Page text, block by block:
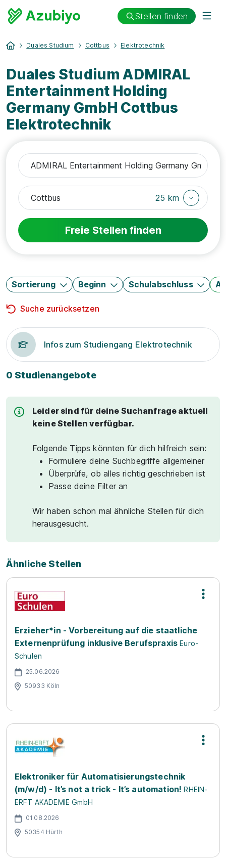
Stellen finden
Duales Studium Cottbus Elektrotechnik
Duales Studium ADMIRAL
Entertainment Holding
Germany GmbH Cottbus
Elektrotechnik
25 km
Freie Stellen finden
Sortierung Beginn Schulabschluss
Suche zurücksetzen
Infos zum Studiengang Elektrotechnik
0 Studienangebote
Leider sind für deine Suchanfrage aktuell
keine Stellen verfügbar.
Folgende Tipps könnten für dich hilfreich sein:
Formuliere deine Suchbegriffe allgemeiner
Überprüfe, ob alles richtig geschrieben ist
Passe deine Filter an
Wir haben schon mal ähnliche Stellen für dich
herausgesucht.
Ähnliche Stellen
Erzieher*in - Vorbereitung auf die staatliche
Externenprüfung inklusive Berufspraxis Euro-
Schulen
25.06.2026
50933 Köln
Elektroniker für Automatisierungstechnik
(m/w/d) - It’s not a trick - It’s automation! RHEIN-
ERFT AKADEMIE GmbH
01.08.2026
50354 Hürth